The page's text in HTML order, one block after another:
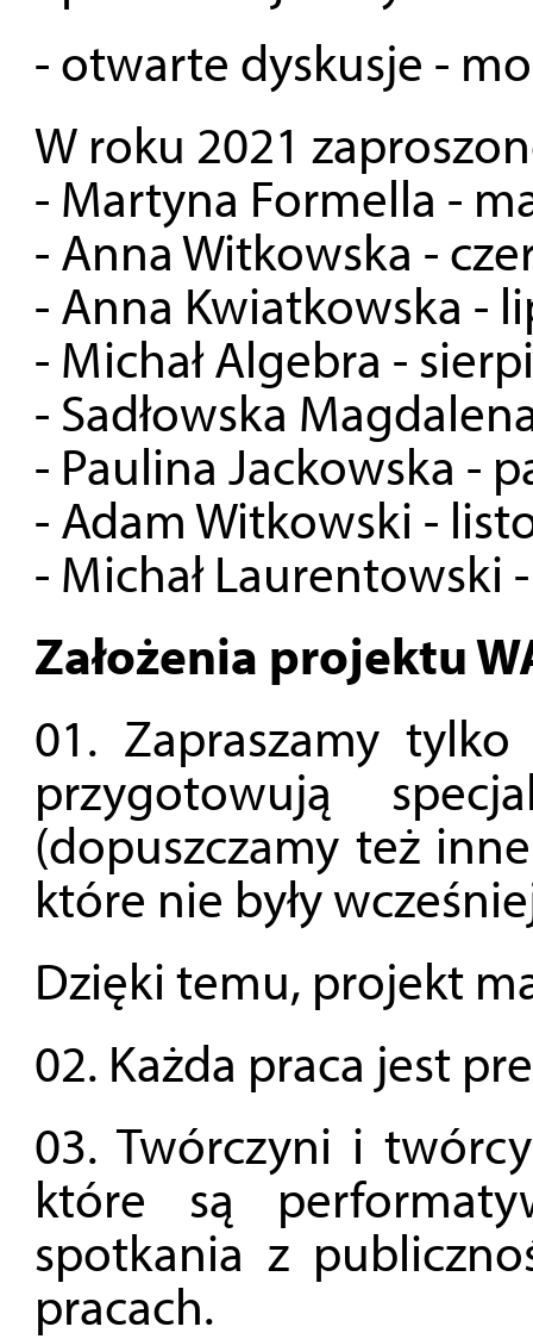
- otwarte dyskusje -
W roku 2021
- Martyna Formella -
- Anna Witkowska -
- Anna Kwiatkowska -
- Michał Algebra -
- Sadłowska
- Paulina Jackowska -
- Adam Witkowski -
- Michał Laurentowski
Założenia projektu
01. Zapraszamy
przygotowują
(dopuszczamy też
które nie były
Dzięki temu, projekt
02. Każda praca jest
03. Twórczyni i
które są
spotkania z
pracach.